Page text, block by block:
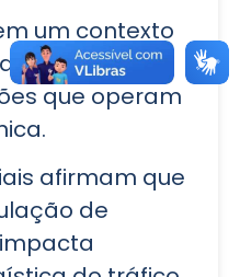
um contexto
e no
que operam
afirmam que
de